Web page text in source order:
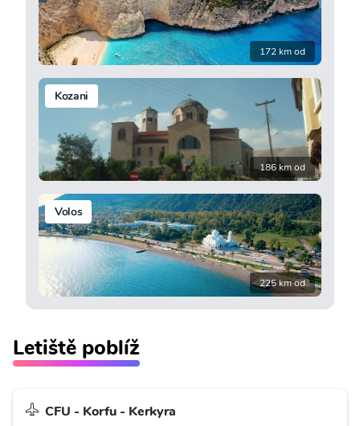
172 km od
Kozani
186 km od
Volos
225 km od
Letiště poblíž
CFU - Korfu - Kerkyra